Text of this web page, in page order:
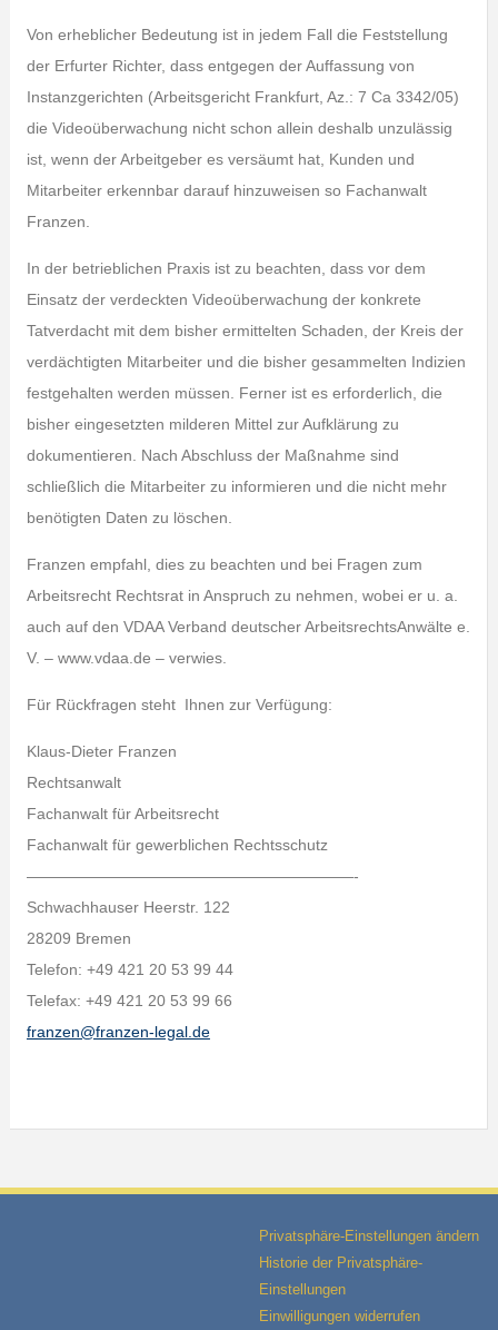
Von erheblicher Bedeutung ist in jedem Fall die Feststellung
der Erfurter Richter, dass entgegen der Auffassung von
Instanzgerichten (Arbeitsgericht Frankfurt, Az.: 7 Ca 3342/05)
die Videoüberwachung nicht schon allein deshalb unzulässig
ist, wenn der Arbeitgeber es versäumt hat, Kunden und
Mitarbeiter erkennbar darauf hinzuweisen so Fachanwalt
Franzen.
In der betrieblichen Praxis ist zu beachten, dass vor dem
Einsatz der verdeckten Videoüberwachung der konkrete
Tatverdacht mit dem bisher ermittelten Schaden, der Kreis der
verdächtigten Mitarbeiter und die bisher gesammelten Indizien
festgehalten werden müssen. Ferner ist es erforderlich, die
bisher eingesetzten milderen Mittel zur Aufklärung zu
dokumentieren. Nach Abschluss der Maßnahme sind
schließlich die Mitarbeiter zu informieren und die nicht mehr
benötigten Daten zu löschen.
Franzen empfahl, dies zu beachten und bei Fragen zum
Arbeitsrecht Rechtsrat in Anspruch zu nehmen, wobei er u. a.
auch auf den VDAA Verband deutscher ArbeitsrechtsAnwälte e.
V. – www.vdaa.de – verwies.
Für Rückfragen steht Ihnen zur Verfügung:
Klaus-Dieter Franzen
Rechtsanwalt
Fachanwalt für Arbeitsrecht
Fachanwalt für gewerblichen Rechtsschutz
—————————————————————-
Schwachhauser Heerstr. 122
28209 Bremen
Telefon: +49 421 20 53 99 44
Telefax: +49 421 20 53 99 66
franzen@franzen-legal.de
Privatsphäre-Einstellungen ändern
Historie der Privatsphäre-
Einstellungen
Einwilligungen widerrufen